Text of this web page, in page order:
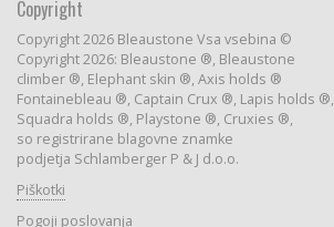
Copyright
Copyright 2026 Bleaustone Vsa vsebina ©
Copyright 2026: Bleaustone ®, Bleaustone
climber ®, Elephant skin ®, Axis holds ®
Fontainebleau ®, Captain Crux ®, Lapis holds ®,
Squadra holds ®, Playstone ®, Cruxies ®,
so registrirane blagovne znamke
podjetja Schlamberger P & J d.o.o.
Piškotki
Pogoji poslovanja